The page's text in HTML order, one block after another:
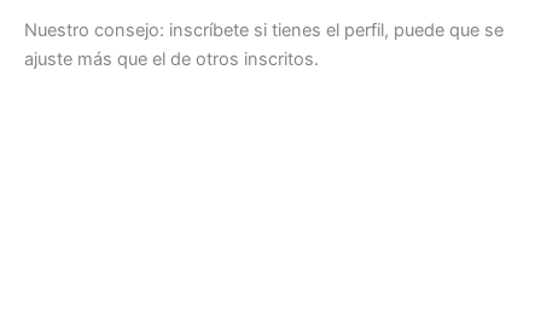
Nuestro consejo: inscríbete si tienes el perfil, puede que se
ajuste más que el de otros inscritos.